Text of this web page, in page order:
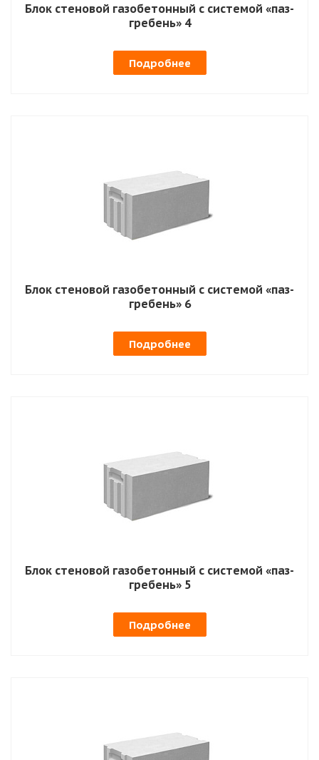
Блок стеновой газобетонный с системой «паз-
гребень» 4
Подробнее
Блок стеновой газобетонный с системой «паз-
гребень» 6
Подробнее
Блок стеновой газобетонный с системой «паз-
гребень» 5
Подробнее